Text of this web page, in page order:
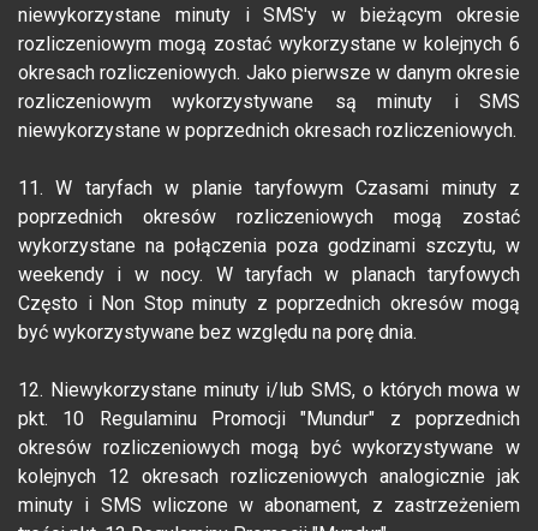
niewykorzystane minuty i SMS'y w bieżącym okresie
rozliczeniowym mogą zostać wykorzystane w kolejnych 6
okresach rozliczeniowych. Jako pierwsze w danym okresie
rozliczeniowym wykorzystywane są minuty i SMS
niewykorzystane w poprzednich okresach rozliczeniowych.
11. W taryfach w planie taryfowym Czasami minuty z
poprzednich okresów rozliczeniowych mogą zostać
wykorzystane na połączenia poza godzinami szczytu, w
weekendy i w nocy. W taryfach w planach taryfowych
Często i Non Stop minuty z poprzednich okresów mogą
być wykorzystywane bez względu na porę dnia.
12. Niewykorzystane minuty i/lub SMS, o których mowa w
pkt. 10 Regulaminu Promocji "Mundur" z poprzednich
okresów rozliczeniowych mogą być wykorzystywane w
kolejnych 12 okresach rozliczeniowych analogicznie jak
minuty i SMS wliczone w abonament, z zastrzeżeniem